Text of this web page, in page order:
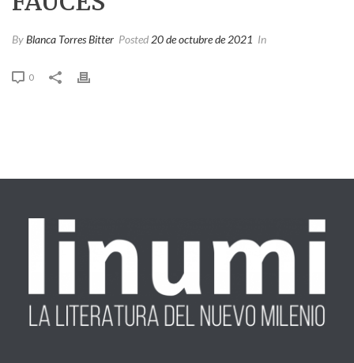
ByBlanca Torres Bitter Posted 20 de octubre de 2021 In
0